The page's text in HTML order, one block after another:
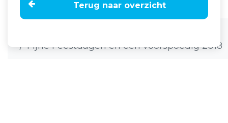
Fijne Feestdagen en een voorspoedig 2018
Terug naar overzicht